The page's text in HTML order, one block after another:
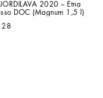
2020 – Etna
DOC (Magnum 1,5 l)